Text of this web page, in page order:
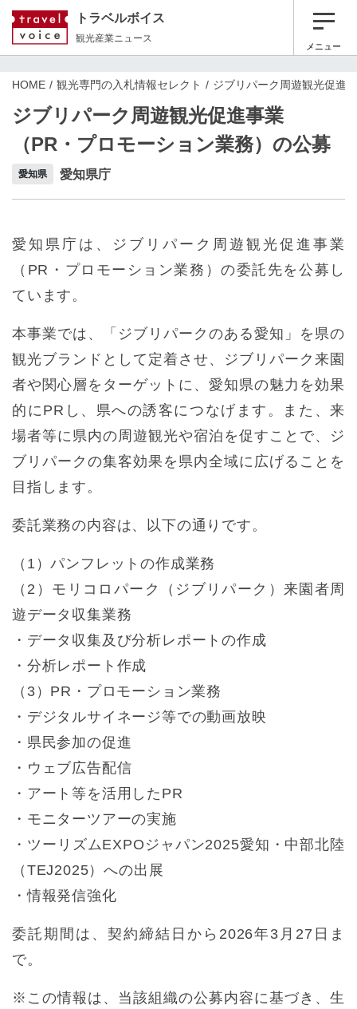
トラベルボイス
観光産業ニュース
メニュー
HOME 観光専門の入札情報セレクト ジブリパーク周遊観光促進
ジブリパーク周遊観光促進事業
（PR・プロモーション業務）の公募
愛知県 愛知県庁
愛知県庁は、ジブリパーク周遊観光促進事業
（PR・プロモーション業務）の委託先を公募し
ています。
本事業では、「ジブリパークのある愛知」を県の
観光ブランドとして定着させ、ジブリパーク来園
者や関心層をターゲットに、愛知県の魅力を効果
的にPRし、県への誘客につなげます。また、来
場者等に県内の周遊観光や宿泊を促すことで、ジ
ブリパークの集客効果を県内全域に広げることを
目指します。
委託業務の内容は、以下の通りです。
（1）パンフレットの作成業務
（2）モリコロパーク（ジブリパーク）来園者周
遊データ収集業務
・データ収集及び分析レポートの作成
・分析レポート作成
（3）PR・プロモーション業務
・デジタルサイネージ等での動画放映
・県民参加の促進
・ウェブ広告配信
・アート等を活用したPR
・モニターツアーの実施
・ツーリズムEXPOジャパン2025愛知・中部北陸
（TEJ2025）への出展
・情報発信強化
委託期間は、契約締結日から2026年3月27日ま
で。
※この情報は、当該組織の公募内容に基づき、生